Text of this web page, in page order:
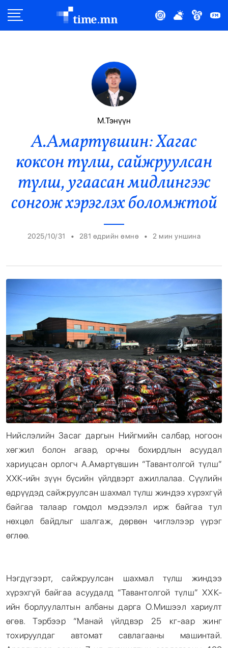
Эдийн Засаг
Нийтлэлчийн Булан
Эрүүл Мэнд
Орон Нутаг
Эрэн Сурвалжилга
М.Тэнүүн
А.Амартүвшин: Хагас
коксон түлш, сайжруулсан
түлш, угаасан мидлингээс
сонгож хэрэглэх боломжтой
2025/10/31 • 281 өдрийн өмнө • 2 мин уншина
Нийслэлийн Засаг даргын Нийгмийн салбар, ногоон
хөгжил болон агаар, орчны бохирдлын асуудал
хариуцсан орлогч А.Амартүвшин “Тавантолгой түлш”
ХХК-ийн зүүн бүсийн үйлдвэрт ажиллалаа. Сүүлийн
өдрүүдэд сайжруулсан шахмал түлш жиндээ хүрэхгүй
байгаа талаар гомдол мэдээлэл ирж байгаа тул
нөхцөл байдлыг шалгаж, дөрвөн чиглэлээр үүрэг
өглөө.
Нэгдүгээрт, сайжруулсан шахмал түлш жиндээ
хүрэхгүй байгаа асуудалд “Тавантолгой түлш” ХХК-
ийн борлуулалтын албаны дарга О.Мишээл хариулт
өгөв. Тэрбээр “Манай үйлдвэр 25 кг-аар жинг
тохируулдаг автомат савлагааны машинтай.